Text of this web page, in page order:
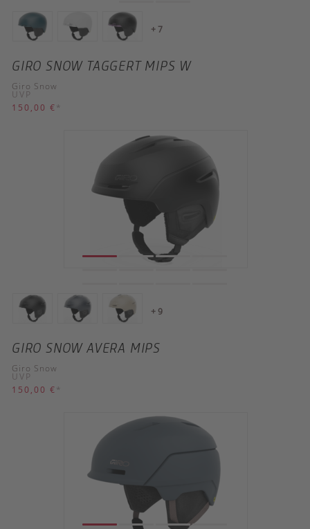
+ 7
GIRO SNOW TAGGERT MIPS W
Giro Snow
UVP
150,00 € *
+ 9
GIRO SNOW AVERA MIPS
Giro Snow
UVP
150,00 € *